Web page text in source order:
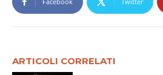
ARTICOLI CORRELATI